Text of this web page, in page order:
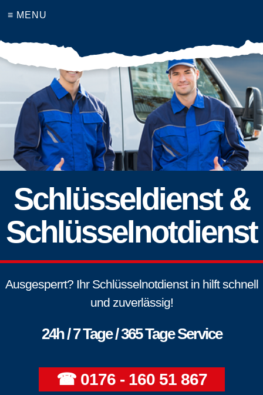
≡ MENU
Schlüsseldienst &
Schlüsselnotdienst
Ausgesperrt? Ihr Schlüsselnotdienst in hilft schnell
und zuverlässig!
24h / 7 Tage / 365 Tage Service
☎ 0176 - 160 51 867